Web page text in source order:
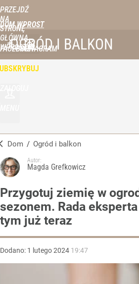
PRZEJDŹ
NA
STRONĘ
GŁÓWNĄ
WPROST.PL
DOM WPROST
FACEBOOKINSTAGRAM
OGRÓD I BALKON
Dom / Ogród i balkon
Autor:
Magda Grefkowicz
Przygotuj ziemię w
sezonem. Rada
tym już teraz
Dodano: 1 lutego2024 19:47